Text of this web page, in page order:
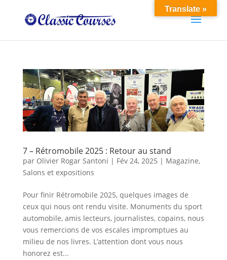
7 – Rétromobile 2025 : Retour au stand
par Olivier Rogar Santoni | Fév 24, 2025 | Magazine,
Salons et expositions
Pour finir Rétromobile 2025, quelques images de
ceux qui nous ont rendu visite. Monuments du sport
automobile, amis lecteurs, journalistes, copains, nous
vous remercions de vos escales impromptues au
milieu de nos livres. L’attention dont vous nous
honorez est...
Translate »